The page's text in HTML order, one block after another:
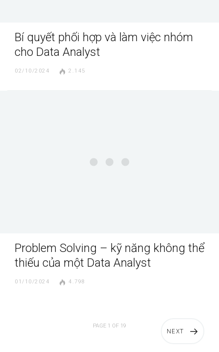
Bí quyết phối hợp và làm việc nhóm
cho Data Analyst
02/10/2024 2.145
Problem Solving – kỹ năng không thể
thiếu của một Data Analyst
01/10/2024 4.798
NEXT
PAGE 1 OF 19